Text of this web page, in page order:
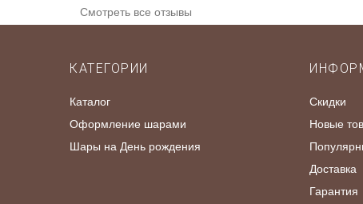
Смотреть все отзывы
КАТЕГОРИИ
Каталог
Оформление шарами
Шары на День рождения
Скидки
Новые
Доставка
Гарантия